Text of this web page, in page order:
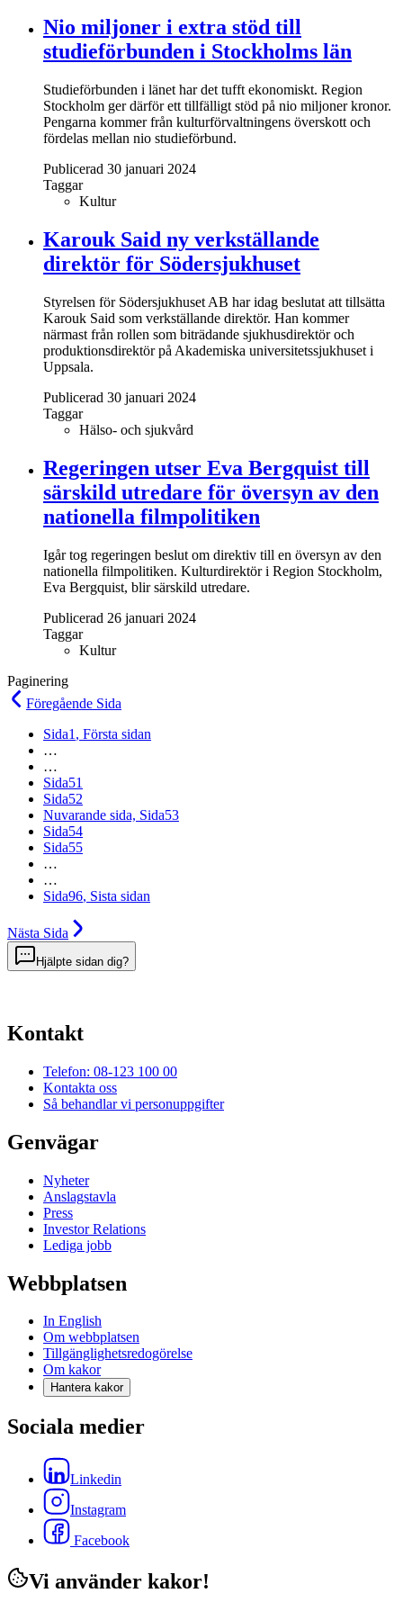
Nio miljoner i extra stöd till
studieförbunden i Stockholms län
Studieförbunden i länet har det tufft ekonomiskt. Region
Stockholm ger därför ett tillfälligt stöd på nio miljoner kronor.
Pengarna kommer från kulturförvaltningens överskott och
fördelas mellan nio studieförbund.
Publicerad 30 januari 2024
Taggar
Kultur
Karouk Said ny verkställande
direktör för Södersjukhuset
Styrelsen för Södersjukhuset AB har idag beslutat att tillsätta
Karouk Said som verkställande direktör. Han kommer
närmast från rollen som biträdande sjukhusdirektör och
produktionsdirektör på Akademiska universitetssjukhuset i
Uppsala.
Publicerad 30 januari 2024
Taggar
Hälso- och sjukvård
Regeringen utser Eva Bergquist till
särskild utredare för översyn av den
nationella filmpolitiken
Igår tog regeringen beslut om direktiv till en översyn av den
nationella filmpolitiken. Kulturdirektör i Region Stockholm,
Eva Bergquist, blir särskild utredare.
Publicerad 26 januari 2024
Taggar
Kultur
Paginering
Föregående Sida
Sida1 , Första sidan
…
…
Sida51
Sida52
Nuvarande sida, Sida53
Sida54
Sida55
…
…
Sida96, Sista sidan
Nästa Sida
Hjälpte sidan dig?
Kontakt
Telefon: 08-123 100 00
Kontakta oss
Så behandlar vi personuppgifter
Genvägar
Nyheter
Anslagstavla
Press
Investor Relations
Lediga jobb
Webbplatsen
In English
Om webbplatsen
Tillgänglighetsredogörelse
Om kakor
Hantera kakor
Sociala medier
Linkedin
Instagram
Facebook
Vi använder kakor!